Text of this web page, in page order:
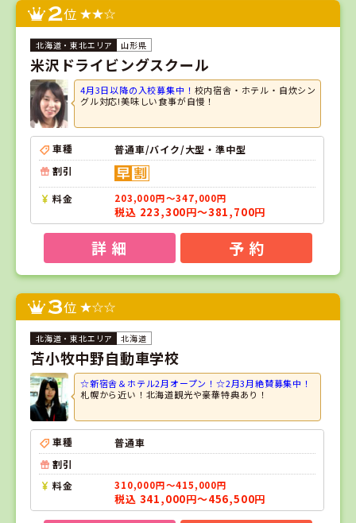
2位
山形県
米沢ドライビングスクール
4月3日以降の入校募集中！ 校内宿舎・ホテル・自炊シン
グル対応!美味しい食事が自慢！
車種
普通車/バイク/大型・準中型
割引
料金 203,000円～347,000円
税込 223,300円～381,700円
詳 細 予 約
3位
北海道
苫小牧中野自動車学校
☆新宿舎＆ホテル2月オープン！☆2月3月絶賛募集中！
札幌から近い！北海道観光や豪華特典あり！
車種
普通車
割引
料金
310,000円～415,000円
税込 341,000円～456,500円